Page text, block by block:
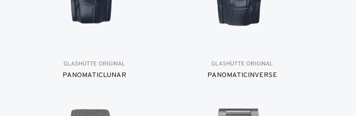
GLASHÜTTE ORIGINAL
PANOMATICLUNAR
GLASHÜTTE ORIGINAL
PANOMATICINVERSE